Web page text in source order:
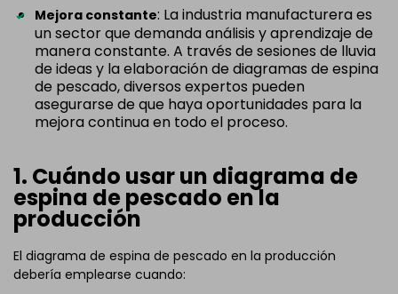
Mejora constante: La industria manufacturera es
un sector que demanda análisis y aprendizaje de
manera constante. A través de sesiones de lluvia
de ideas y la elaboración de diagramas de espina
de pescado, diversos expertos pueden
asegurarse de que haya oportunidades para la
mejora continua en todo el proceso.
1. Cuándo usar un diagrama de
espina de pescado en la
producción
El diagrama de espina de pescado en la producción
debería emplearse cuando: